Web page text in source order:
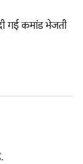
गई कमांड भेजती